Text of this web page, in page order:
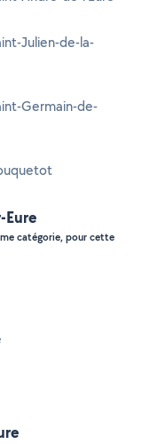
Julien-de-la-
Germain-de-
Eure
catégorie, pour cette